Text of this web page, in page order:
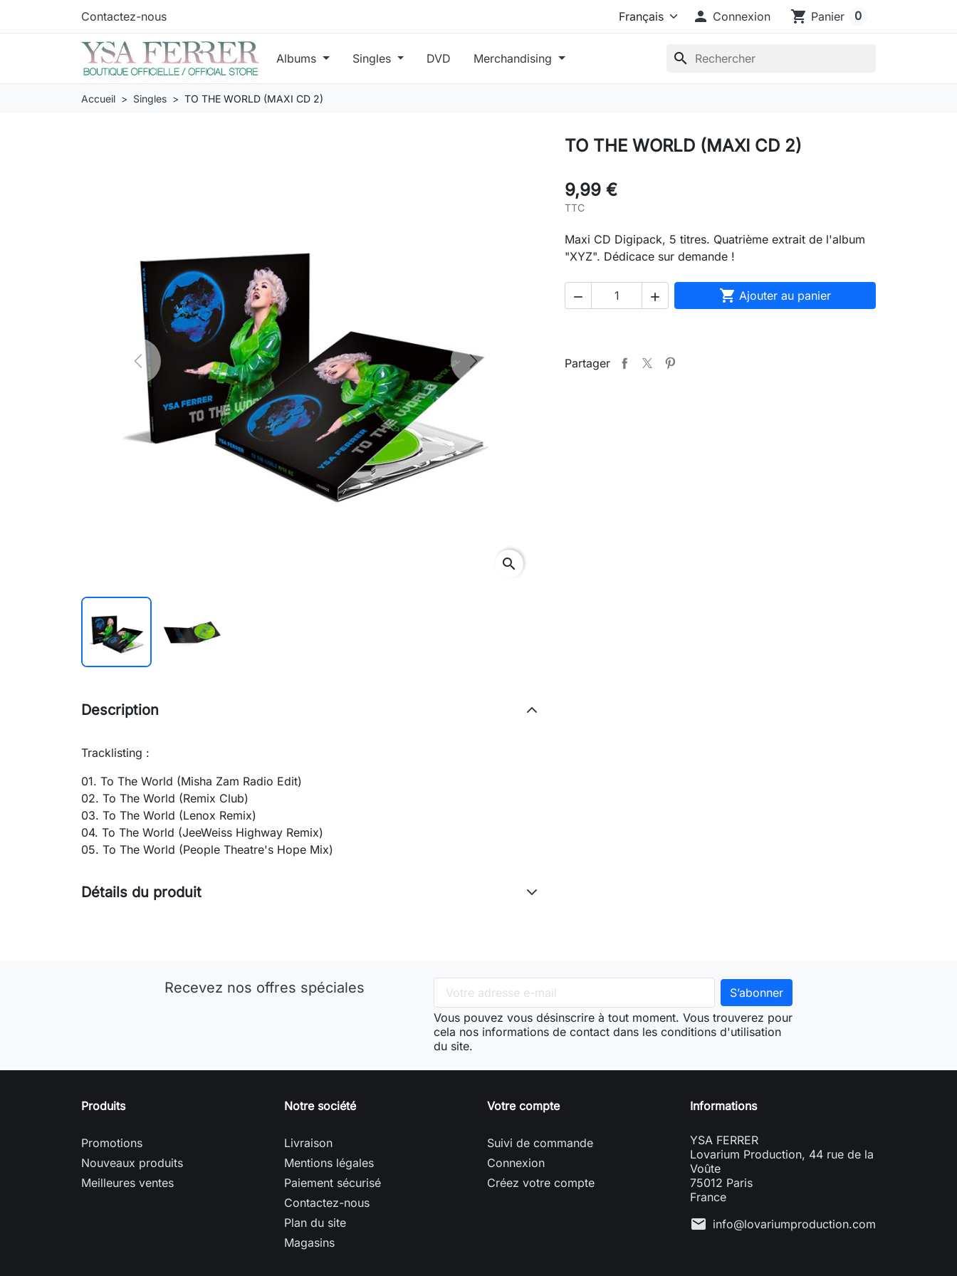
Contactez-nous  Connexion shopping_cart Panier 0
Albums Singles DVD Merchandising search
Accueil Singles TO THE WORLD (MAXI CD 2)
Previous Next
search
TO THE WORLD (MAXI CD 2)
9,99 €
TTC
Maxi CD Digipack, 5 titres. Quatrième extrait de l'album
"XYZ". Dédicace sur demande !
   Ajouter au panier
Partager
Description
Tracklisting :
01. To The World (Misha Zam Radio Edit)
02. To The World (Remix Club)
03. To The World (Lenox Remix)
04. To The World (JeeWeiss Highway Remix)
05. To The World (People Theatre's Hope Mix)
Détails du produit
Recevez nos offres spéciales
Vous pouvez vous désinscrire à tout moment. Vous trouverez pour
cela nos informations de contact dans les conditions d'utilisation
du site.
Produits
Promotions
Nouveaux produits
Meilleures ventes
Notre société
Livraison
Mentions légales
Paiement sécurisé
Contactez-nous
Plan du site
Magasins
Votre compte
Suivi de commande
Connexion
Créez votre compte
Informations
YSA FERRER
Lovarium Production, 44 rue de la
Voûte
75012 Paris
France
mail info@lovariumproduction.com